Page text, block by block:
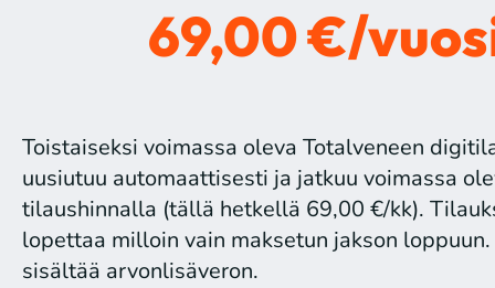
69,00 €/
Toistaiseksi voimassa oleva Totalveneen
uusiutuu automaattisesti ja jatkuu voimassa
tilaushinnalla (tällä hetkellä 69,00 €/kk).
lopettaa milloin vain maksetun jakson
sisältää arvonlisäveron.